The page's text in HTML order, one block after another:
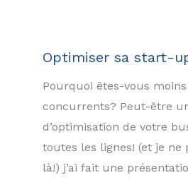
Optimiser sa start-
Pourquoi êtes-vous
concurrents? Peut-être
d’optimisation de votre
toutes les lignes! (et je ne
là!) j’ai fait une